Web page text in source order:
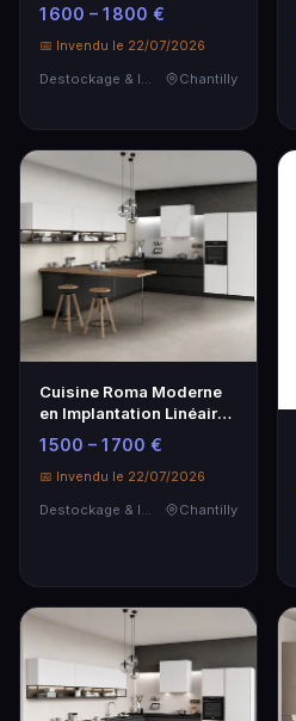
fonctionnelle
1 600 – 1 800 €
📅 Invendu le 22/07/2026
Destockage & Invendus
Chantilly
Cuisine Roma Moderne
en Implantation Linéaire -
5,5m de Longueur
1 500 – 1 700 €
📅 Invendu le 22/07/2026
Destockage & Invendus
Chantilly